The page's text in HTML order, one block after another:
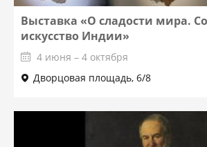
Выставка «О сладости мира.
искусство Индии»
4 июня – 4 октября
Дворцовая площадь, 6/8